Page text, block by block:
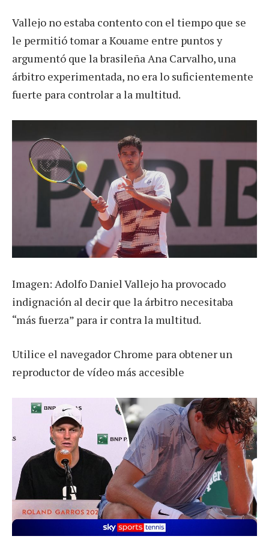
Vallejo no estaba contento con el tiempo que se
le permitió tomar a Kouame entre puntos y
argumentó que la brasileña Ana Carvalho, una
árbitro experimentada, no era lo suficientemente
fuerte para controlar a la multitud.
Imagen: Adolfo Daniel Vallejo ha provocado
indignación al decir que la árbitro necesitaba
“más fuerza” para ir contra la multitud.
Utilice el navegador Chrome para obtener un
reproductor de vídeo más accesible